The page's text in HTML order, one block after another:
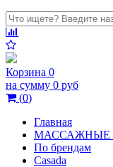
Корзина 0
на сумму 0 руб
(0)
Главная
МАССАЖНЫЕ
По брендам
Casada